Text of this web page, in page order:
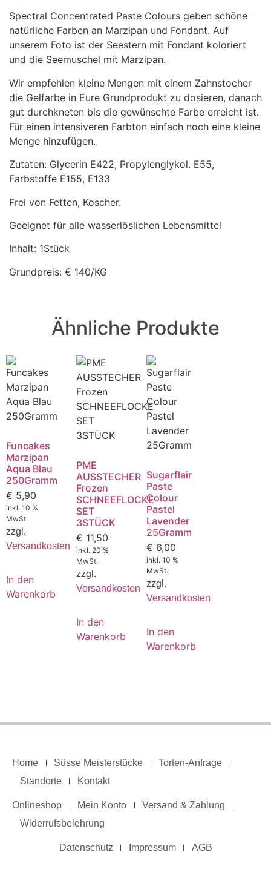
Spectral Concentrated Paste Colours geben schöne
natürliche Farben an Marzipan und Fondant. Auf
unserem Foto ist der Seestern mit Fondant koloriert
und die Seemuschel mit Marzipan.
Wir empfehlen kleine Mengen mit einem Zahnstocher
die Gelfarbe in Eure Grundprodukt zu dosieren, danach
gut durchkneten bis die gewünschte Farbe erreicht ist.
Für einen intensiveren Farbton einfach noch eine kleine
Menge hinzufügen.
Zutaten: Glycerin E422, Propylenglykol. E55,
Farbstoffe E155, E133
Frei von Fetten, Koscher.
Geeignet für alle wasserlöslichen Lebensmittel
Inhalt: 1Stück
Grundpreis: € 140/KG
Ähnliche Produkte
Funcakes
Marzipan
Aqua Blau
250Gramm
€ 5,90
inkl. 10 %
MwSt.
zzgl.
Versandkosten
In den
Warenkorb
PME
AUSSTECHER
Frozen
SCHNEEFLOCKE
SET
3STÜCK
€ 11,50
inkl. 20 %
MwSt.
zzgl.
Versandkosten
In den
Warenkorb
Sugarflair
Paste
Colour
Pastel
Lavender
25Gramm
€ 6,00
inkl. 10 %
MwSt.
zzgl.
Versandkosten
In den
Warenkorb
Home Süsse Meisterstücke
Torten-Anfrage
Standorte
Kontakt
Onlineshop Mein Konto
Versand & Zahlung
Widerrufsbelehrung
Datenschutz Impressum AGB